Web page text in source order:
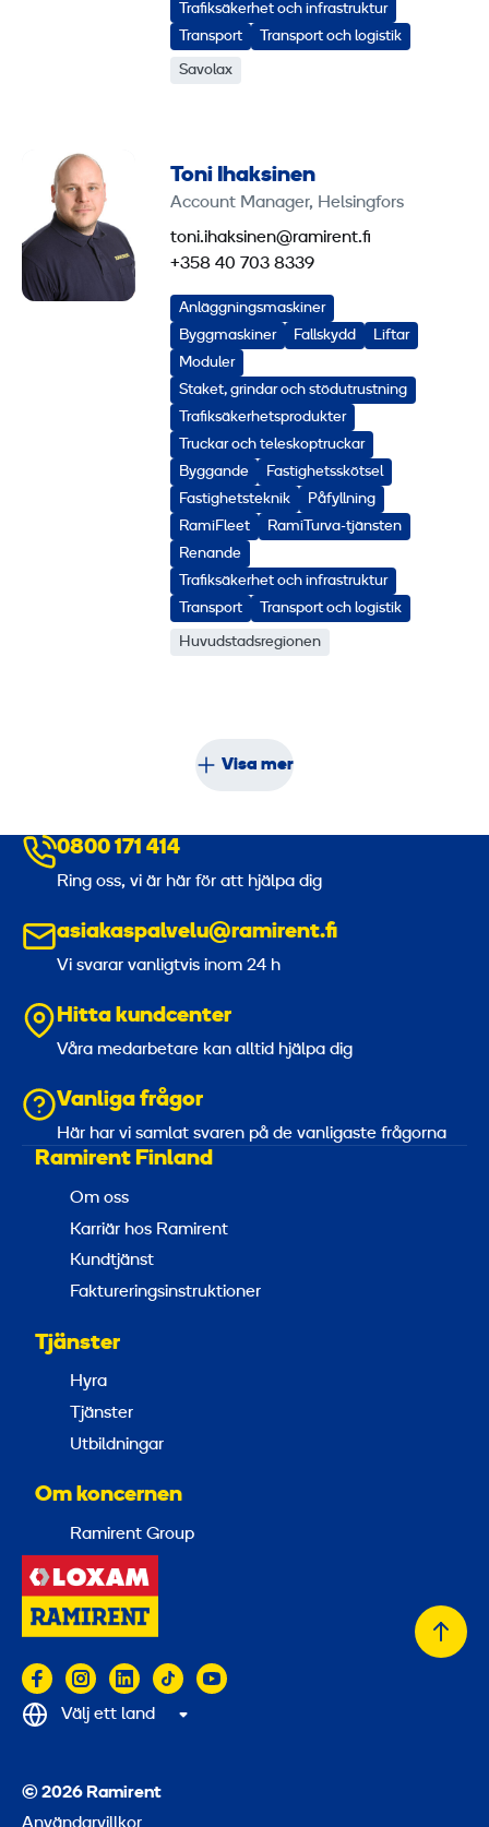
Trafiksäkerhet och infrastruktur
Transport
Transport och logistik
Savolax
Toni Ihaksinen
Account Manager, Helsingfors
toni.ihaksinen@ramirent.fi
+358 40 703 8339
Anläggningsmaskiner
Byggmaskiner
Fallskydd
Liftar
Moduler
Staket, grindar och stödutrustning
Trafiksäkerhetsprodukter
Truckar och teleskoptruckar
Byggande
Fastighetsskötsel
Fastighetsteknik
Påfyllning
RamiFleet
RamiTurva-tjänsten
Renande
Trafiksäkerhet och infrastruktur
Transport
Transport och logistik
Huvudstadsregionen
Visa mer
0800 171 414
Ring oss, vi är här för att hjälpa dig
asiakaspalvelu@ramirent.fi
Vi svarar vanligtvis inom 24 h
Hitta kundcenter
Våra medarbetare kan alltid hjälpa dig
Vanliga frågor
Här har vi samlat svaren på de vanligaste frågorna
Ramirent Finland
Om oss
Karriär hos Ramirent
Kundtjänst
Faktureringsinstruktioner
Tjänster
Hyra
Tjänster
Utbildningar
Om koncernen
Ramirent Group
© 2026 Ramirent
Välj ett land